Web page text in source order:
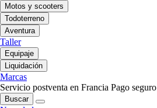
Motos y scooters
Todoterreno
Aventura
Taller
Equipaje
Liquidación
Marcas
Servicio postventa en Francia Pago seguro
Buscar